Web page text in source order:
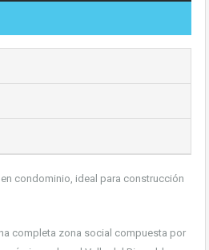
condominio, ideal para construcción
completa zona social compuesta por